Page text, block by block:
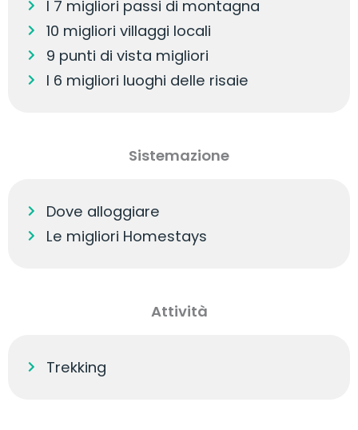
I 7 migliori passi di montagna
10 migliori villaggi locali
9 punti di vista migliori
I 6 migliori luoghi delle risaie
Sistemazione
Dove alloggiare
Le migliori Homestays
Attività
Trekking